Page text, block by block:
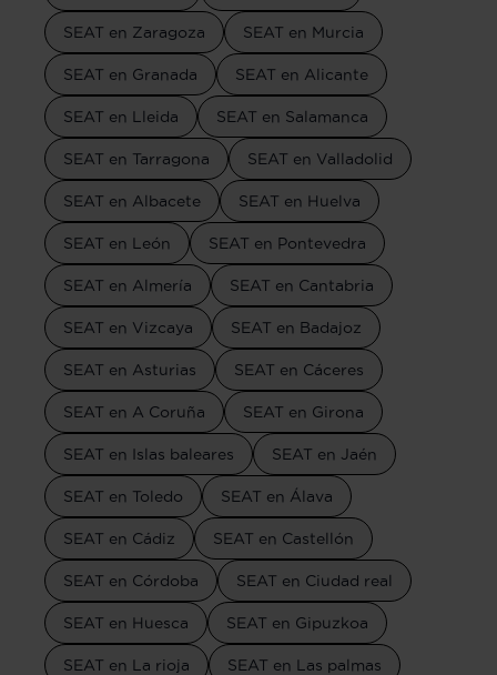
SEAT en Zaragoza SEAT en Murcia
SEAT en Granada SEAT en Alicante
SEAT en Lleida SEAT en Salamanca
SEAT en Tarragona SEAT en Valladolid
SEAT en Albacete SEAT en Huelva
SEAT en León SEAT en Pontevedra
SEAT en Almería SEAT en Cantabria
SEAT en Vizcaya SEAT en Badajoz
SEAT en Asturias SEAT en Cáceres
SEAT en A Coruña SEAT en Girona
SEAT en Islas baleares SEAT en Jaén
SEAT en Toledo SEAT en Álava
SEAT en Cádiz SEAT en Castellón
SEAT en Córdoba SEAT en Ciudad real
SEAT en Huesca SEAT en Gipuzkoa
SEAT en La rioja SEAT en Las palmas